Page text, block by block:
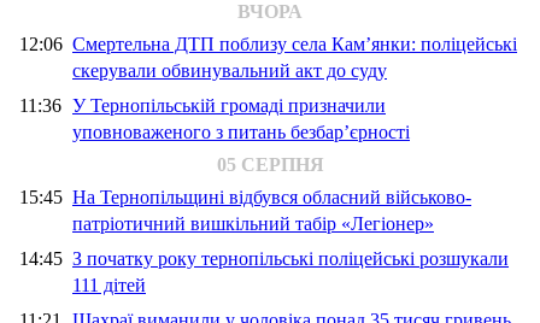
ВЧОРА
12:06 Смертельна ДТП поблизу села Кам’янки: поліцейські
скерували обвинувальний акт до суду
11:36 У Тернопільській громаді призначили
уповноваженого з питань безбар’єрності
05 СЕРПНЯ
15:45 На Тернопільщині відбувся обласний військово-
патріотичний вишкільний табір «Легіонер»
14:45 З початку року тернопільські поліцейські розшукали
111 дітей